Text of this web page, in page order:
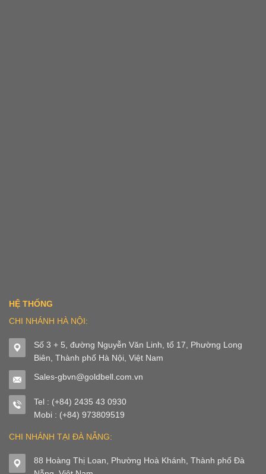
HỆ THỐNG
CHI NHÁNH HÀ NỘI:
Số 3 + 5, đường Nguyễn Văn Linh, tổ 17, Phường Long
Biên, Thành phố Hà Nội, Việt Nam
Sales-gbvn@goldbell.com.vn
Tel : (+84) 2435 43 0930
Mobi : (+84) 973809519
CHI NHÁNH TẠI ĐÀ NẴNG:
88 Hoàng Thị Loan, Phường Hoà Khánh, Thành phố Đà